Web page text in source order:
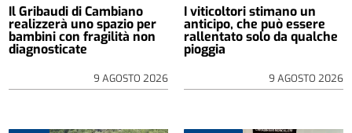
Il Gribaudi di Cambiano
realizzerà uno spazio per
bambini con fragilità non
diagnosticate
9 AGOSTO 2026
I viticoltori stimano un
anticipo, che può essere
rallentato solo da qualche
pioggia
9 AGOSTO 2026